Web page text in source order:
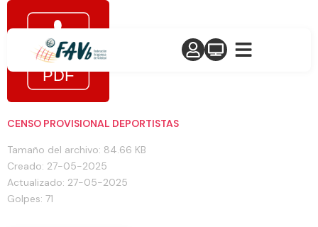
CENSO PROVISIONAL DEPORTISTAS
Tamaño del archivo: 84.66 KB
Creado: 27-05-2025
Actualizado: 27-05-2025
Golpes: 71